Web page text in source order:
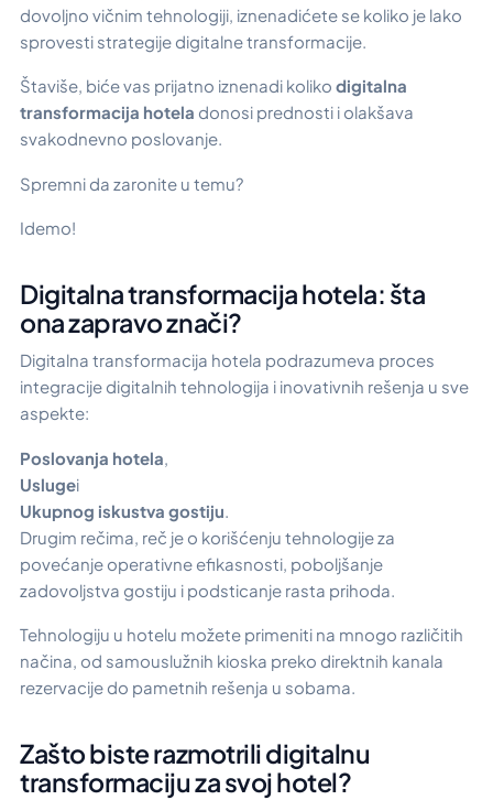
dovoljno vičnim tehnologiji, iznenadićete se koliko je lako
sprovesti strategije digitalne transformacije.
Štaviše, biće vas prijatno iznenadi koliko digitalna
transformacija hotela donosi prednosti i olakšava
svakodnevno poslovanje.
Spremni da zaronite u temu?
Idemo!
Digitalna transformacija hotela: šta
ona zapravo znači?
Digitalna transformacija hotela podrazumeva proces
integracije digitalnih tehnologija i inovativnih rešenja u sve
aspekte:
Poslovanja hotela,
Uslugei
Ukupnog iskustva gostiju.
Drugim rečima, reč je o korišćenju tehnologije za
povećanje operativne efikasnosti, poboljšanje
zadovoljstva gostiju i podsticanje rasta prihoda.
Tehnologiju u hotelu možete primeniti na mnogo različitih
načina, od samouslužnih kioska preko direktnih kanala
rezervacije do pametnih rešenja u sobama.
Zašto biste razmotrili digitalnu
transformaciju za svoj hotel?